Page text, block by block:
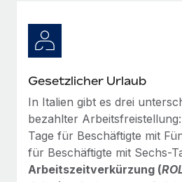
Frag unsere Expert:innen
Hilfe von Expert:innen für
Einfacheres Bewerber:innen-
Compliance Watchtower
Lückenlose Compliance
Remote Build
Beratung zu Integrationen und
So hat der KI-Vorreiter
Remote um 120 %
Weaviate auf einen Blick Weaviate
Open-Source-Infrastrukturen. Das...
Informationen zu Gehältern
Insights Center
Hol dir Unterstützung
Alle Ressourcen anzeigen
BLOG
Gesetzlicher Urlaub
In Italien gibt es drei
bezahlter
Tage für Beschäftigte mit
für Beschäftigte mit Sechs-
Arbeitszeitverkürzung (